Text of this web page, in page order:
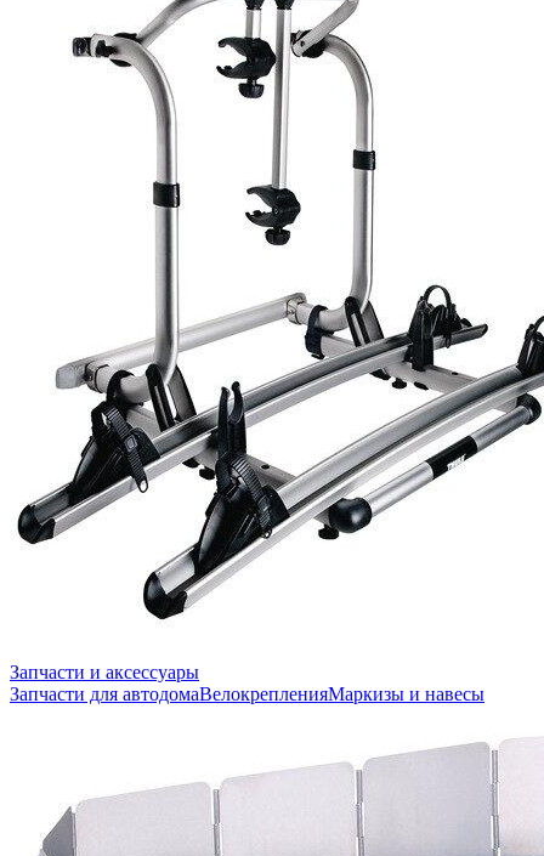
Запчасти и аксессуары
Запчасти для автодомаВелокрепленияМаркизы и навесы